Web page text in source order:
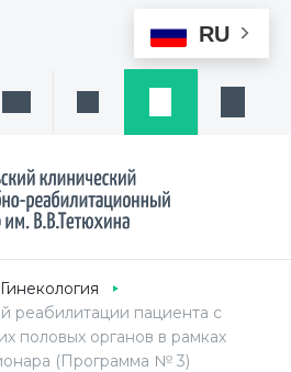
RU
направления или врача
Написать намЗаказ звонка
Гинекология
реабилитации пациента с
половых органов в рамках
(Программа № 3)